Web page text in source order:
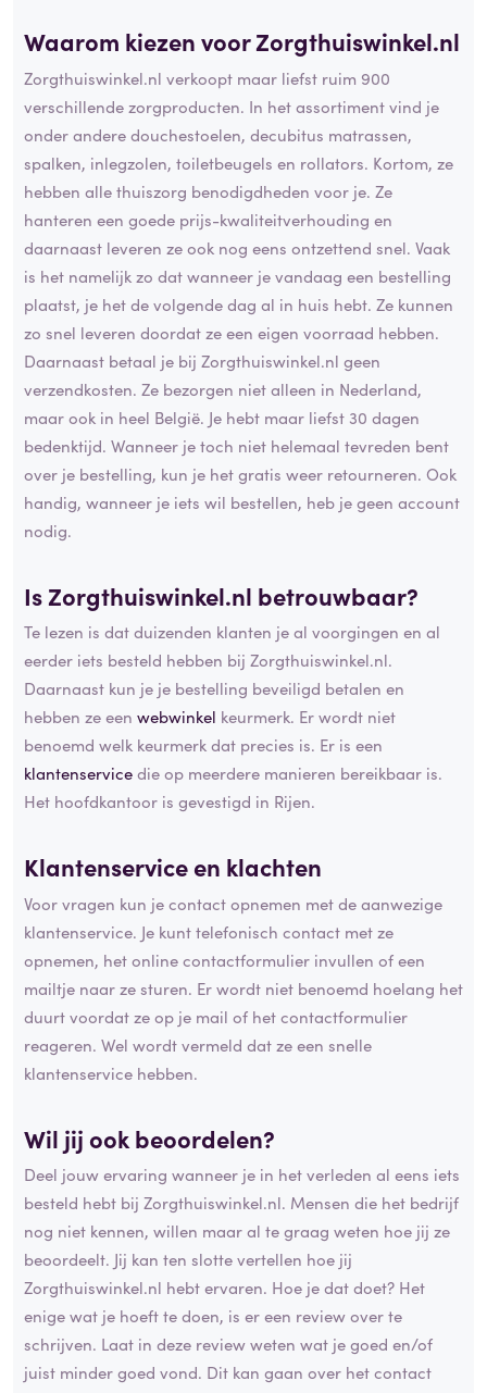
Waarom kiezen voor Zorgthuiswinkel.nl
Zorgthuiswinkel.nl verkoopt maar liefst ruim 900
verschillende zorgproducten. In het assortiment vind je
onder andere douchestoelen, decubitus matrassen,
spalken, inlegzolen, toiletbeugels en rollators. Kortom, ze
hebben alle thuiszorg benodigdheden voor je. Ze
hanteren een goede prijs-kwaliteitverhouding en
daarnaast leveren ze ook nog eens ontzettend snel. Vaak
is het namelijk zo dat wanneer je vandaag een bestelling
plaatst, je het de volgende dag al in huis hebt. Ze kunnen
zo snel leveren doordat ze een eigen voorraad hebben.
Daarnaast betaal je bij Zorgthuiswinkel.nl geen
verzendkosten. Ze bezorgen niet alleen in Nederland,
maar ook in heel België. Je hebt maar liefst 30 dagen
bedenktijd. Wanneer je toch niet helemaal tevreden bent
over je bestelling, kun je het gratis weer retourneren. Ook
handig, wanneer je iets wil bestellen, heb je geen account
nodig.
Is Zorgthuiswinkel.nl betrouwbaar?
Te lezen is dat duizenden klanten je al voorgingen en al
eerder iets besteld hebben bij Zorgthuiswinkel.nl.
Daarnaast kun je je bestelling beveiligd betalen en
hebben ze een webwinkel keurmerk. Er wordt niet
benoemd welk keurmerk dat precies is. Er is een
klantenservicedie op meerdere manieren bereikbaar is.
Het hoofdkantoor is gevestigd in Rijen.
Klantenservice en klachten
Voor vragen kun je contact opnemen met de aanwezige
klantenservice. Je kunt telefonisch contact met ze
opnemen, het online contactformulier invullen of een
mailtje naar ze sturen. Er wordt niet benoemd hoelang het
duurt voordat ze op je mail of het contactformulier
reageren. Wel wordt vermeld dat ze een snelle
klantenservice hebben.
Wil jij ook beoordelen?
Deel jouw ervaring wanneer je in het verleden al eens iets
besteld hebt bij Zorgthuiswinkel.nl. Mensen die het bedrijf
nog niet kennen, willen maar al te graag weten hoe jij ze
beoordeelt. Jij kan ten slotte vertellen hoe jij
Zorgthuiswinkel.nl hebt ervaren. Hoe je dat doet? Het
enige wat je hoeft te doen, is er een review over te
schrijven. Laat in deze review weten wat je goed en/of
juist minder goed vond. Dit kan gaan over het contact